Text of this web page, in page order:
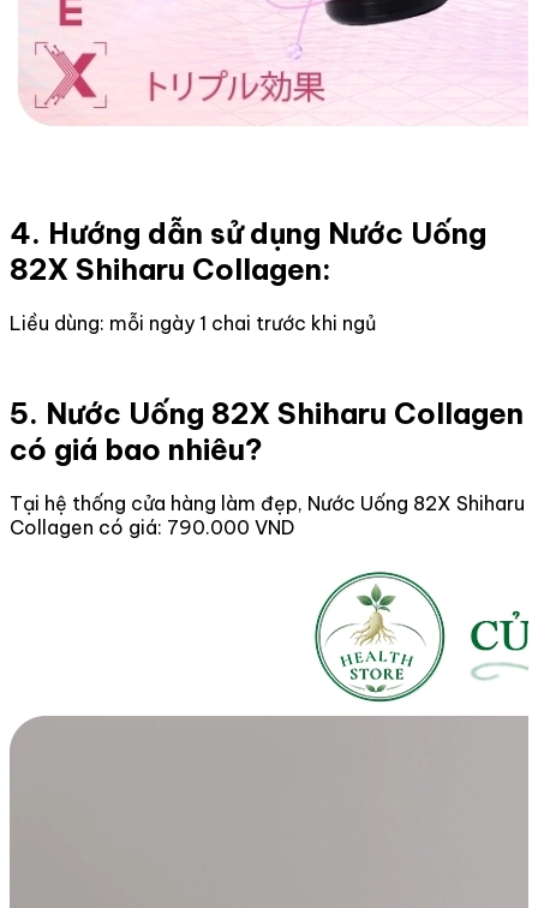
4. Hướng dẫn sử dụng Nước Uống
82X Shiharu Collagen:
Liều dùng: mỗi ngày 1 chai trước khi ngủ
5. Nước Uống 82X Shiharu Collagen
có giá bao nhiêu?
Tại hệ thống cửa hàng làm đẹp, Nước Uống 82X Shiharu
Collagen có giá: 790.000 VND